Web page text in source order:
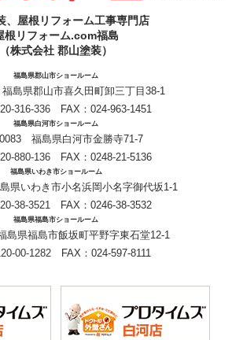
、屋根リフォーム工事専門店
根リフォーム.com福島
（株式会社 郡山塗装）
福島県郡山市ショールーム
島県郡山市喜久田町卸三丁目38-1
316-336 FAX：024-963-1451
福島県白河市ショールーム
福島県白河市金勝寺71-7
880-136 FAX：0248-21-5136
福島県いわき市ショールーム
県いわき市小名浜岡小名字御代坂1-1
38-3521 FAX：0246-38-3532
福島県福島市ショールーム
島県福島市飯坂町平野字東石堂12-1
00-1282 FAX：024-597-8111